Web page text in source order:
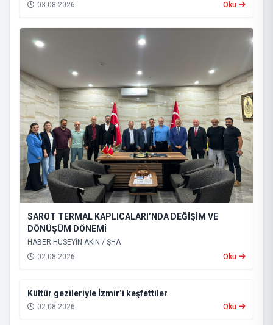
03.08.2026
Oku
SAROT TERMAL KAPLICALARI’NDA DEĞİŞİM VE
DÖNÜŞÜM DÖNEMİ
HABER HÜSEYİN AKIN / ŞHA
02.08.2026
Oku
Kültür gezileriyle İzmir’i keşfettiler
02.08.2026 Oku